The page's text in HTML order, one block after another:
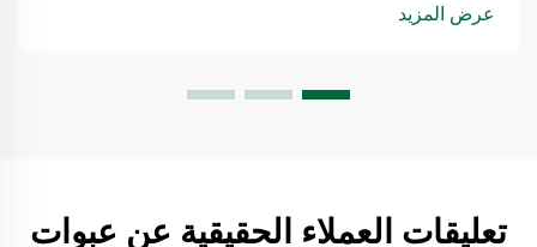
عرض المزيد
تعليقات العملاء الحقيقية عن عبوات